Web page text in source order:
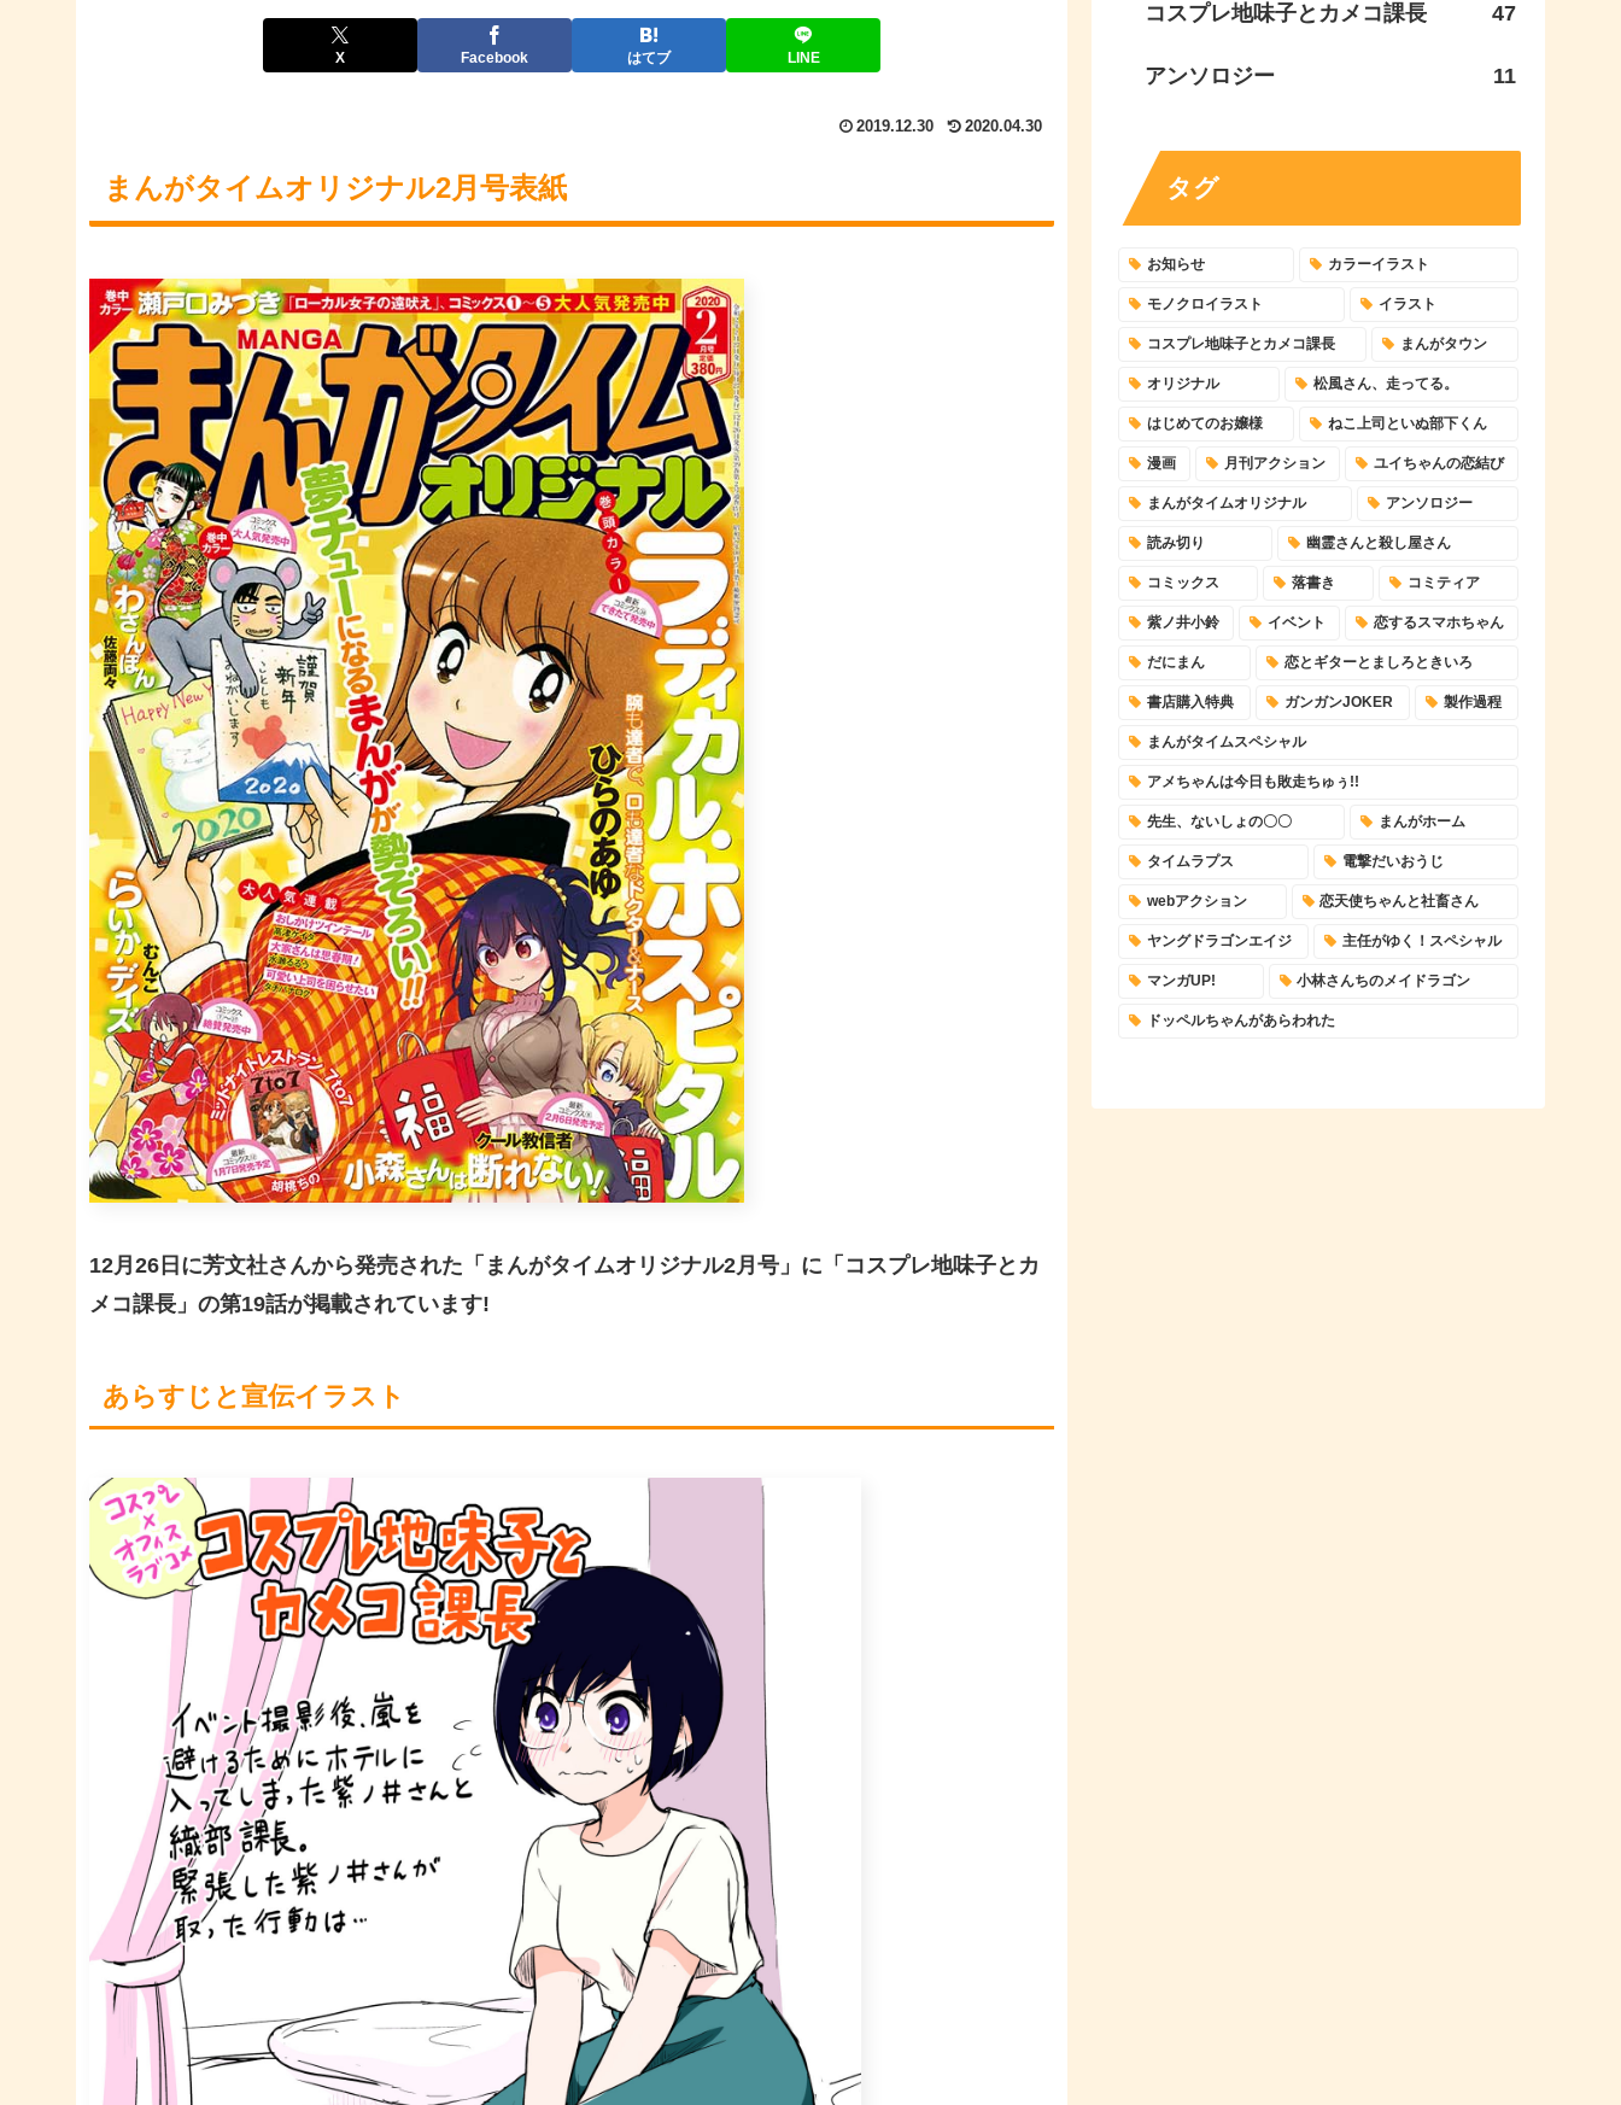
X Facebook はてブ LINE
2019.12.30 2020.04.30
まんがタイムオリジナル2月号表紙
12月26日に芳文社さんから発売された「 まんがタイムオリジナル2月 号 」に「コスプレ地味子とカ
メコ課長」の第19話が掲載されています!
あらすじと宣伝イラスト
コスプレ地味子とカメコ課長 47
アンソロジー 11
タグ
お知らせ カラーイラスト
モノクロイラスト イラスト
コスプレ地味子とカメコ課長 まんがタウン
オリジナル 松風さん、走ってる。
はじめてのお嬢様 ねこ上司といぬ部下くん
漫画 月刊アクション ユイちゃんの恋結び
まんがタイムオリジナル アンソロジー
読み切り 幽霊さんと殺し屋さん
コミックス 落書き コミティア
紫ノ井小鈴 イベント 恋するスマホちゃん
だにまん 恋とギターとましろときいろ
書店購入特典 ガンガンJOKER 製作過程
まんがタイムスペシャル
アメちゃんは今日も敗走ちゅぅ!!
先生、ないしょの〇〇 まんがホーム
タイムラプス 電撃だいおうじ
webアクション 恋天使ちゃんと社畜さん
ヤングドラゴンエイジ 主任がゆく！スペシャル
マンガUP! 小林さんちのメイドラゴン
ドッペルちゃんがあらわれた